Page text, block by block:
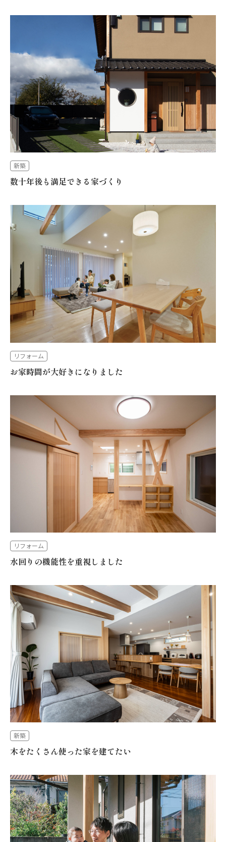
新築
数十年後も満足できる家づくり
リフォーム
お家時間が大好きになりました
リフォーム
水回りの機能性を重視しました
新築
木をたくさん使った家を建てたい